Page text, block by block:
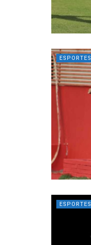
ESPORTES
ESPORTES